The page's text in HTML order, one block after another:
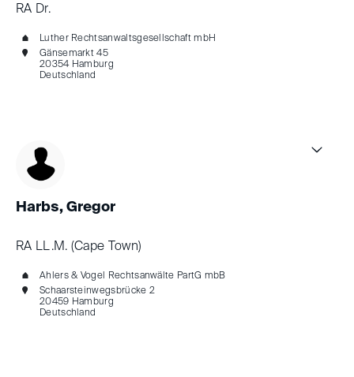
RA Dr.
Luther Rechtsanwaltsgesellschaft mbH
Gänsemarkt 45
20354 Hamburg
Deutschland
Harbs, Gregor
RA LL.M. (Cape Town)
Ahlers & Vogel Rechtsanwälte PartG mbB
Schaarsteinwegsbrücke 2
20459 Hamburg
Deutschland